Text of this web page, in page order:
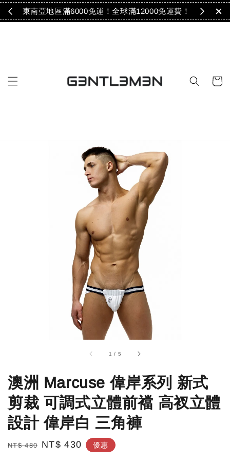
！ 東南亞地區滿6000免運！全球滿12000免運費！
1 / 5
澳洲 Marcuse 偉岸系列 新式
剪裁 可調式立體前襠 高衩立體
設計 偉岸白 三角褲
Regular
NT$ 480 Sale
NT$ 430 優惠